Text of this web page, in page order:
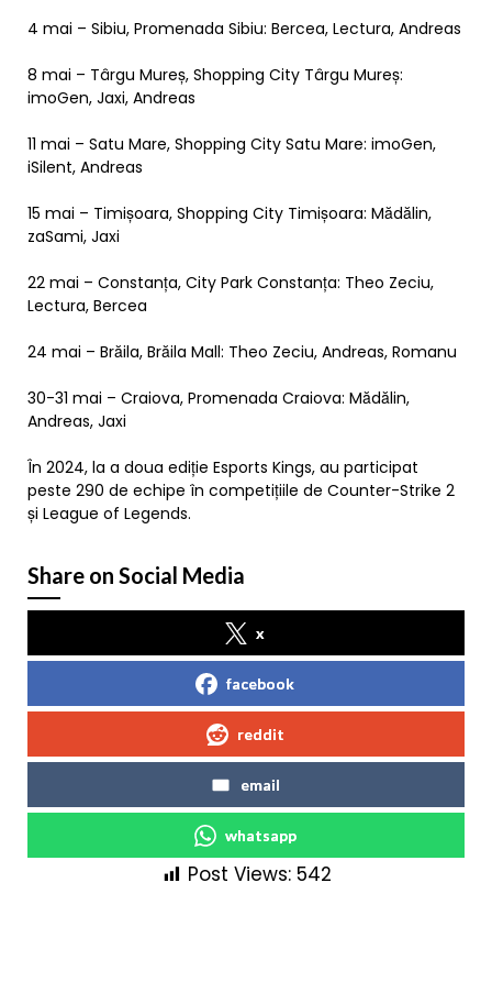
4 mai – Sibiu, Promenada Sibiu: Bercea, Lectura, Andreas
8 mai – Târgu Mureș, Shopping City Târgu Mureș:
imoGen, Jaxi, Andreas
11 mai – Satu Mare, Shopping City Satu Mare: imoGen,
iSilent, Andreas
15 mai – Timișoara, Shopping City Timișoara: Mădălin,
zaSami, Jaxi
22 mai – Constanța, City Park Constanța: Theo Zeciu,
Lectura, Bercea
24 mai – Brăila, Brăila Mall: Theo Zeciu, Andreas, Romanu
30-31 mai – Craiova, Promenada Craiova: Mădălin,
Andreas, Jaxi
În 2024, la a doua ediție Esports Kings, au participat
peste 290 de echipe în competițiile de Counter-Strike 2
și League of Legends.
Share on Social Media
x
facebook
reddit
email
whatsapp
Post Views: 542